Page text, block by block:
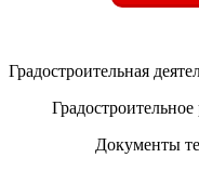
Градостроительная
Документы